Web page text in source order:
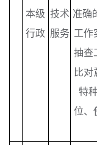
本级
行政
技术
服务
准确
工作
抽查
比对
特
位、